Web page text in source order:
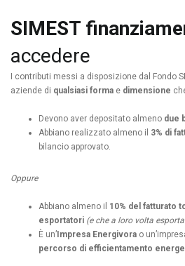
SIMEST
accedere
I contributi messi a disposizione dal Fondo
aziende di qualsiasi forma e dimensione
Devono aver depositato almeno due
Abbiano realizzato almeno il 3% di
bilancio approvato.
Oppure
Abbiano almeno il 10% del fatturato
esportatori (e che a loro volta
‌È un’ mpresa Energivora o
percorso di efficientamento